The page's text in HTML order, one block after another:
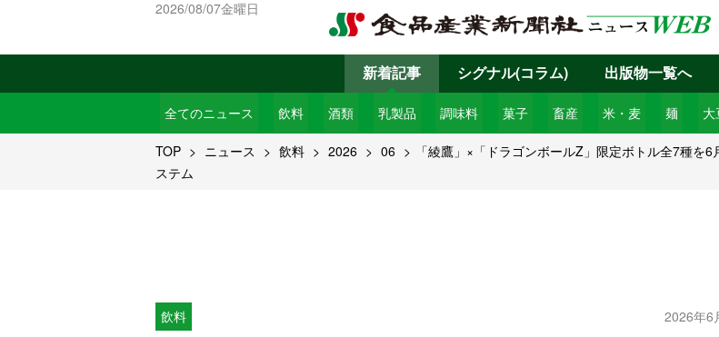
2026/08/07金曜日
新着記事
全てのニュース 飲料 酒類 乳製品 調味料 菓子 畜産 米・麦 麺 大
シグナル(コラム) 出版物一覧へ
TOP ニュース 飲料 2026 06
「綾鷹」×「ドラゴンボールZ」限定ボトル全7種
ステム
飲料 2026年6